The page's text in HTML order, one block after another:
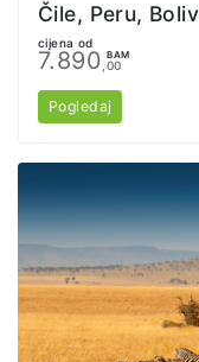
cijena od
7.890 BAM
,00
Pogledaj